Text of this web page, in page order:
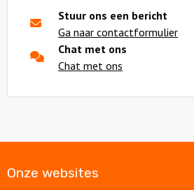
Stuur ons een bericht
Ga naar contactformulier
Chat met ons
Chat met ons
Onze websites